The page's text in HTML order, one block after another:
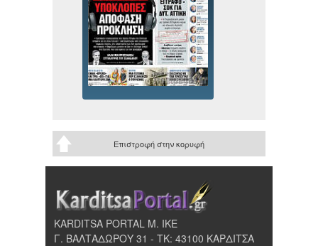
Επιστροφή στην κορυφή
KARDITSA PORTAL Μ. ΙΚΕ
Γ. ΒΑΛΤΑΔΩΡΟΥ 31 - ΤΚ: 43100 ΚΑΡΔΙΤΣΑ